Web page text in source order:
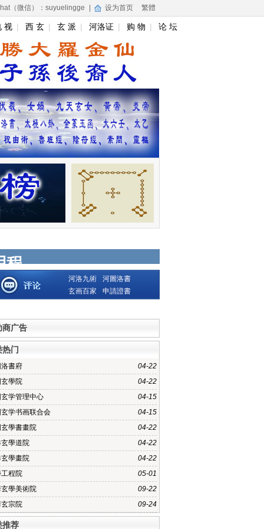
（微信）：suyuelingge 设为首页 繁體
视 | 西 玄 | 玄 派 | 河洛证 | 购 物 | 论 坛
河洛九術
河圖洛書
玄画百家
申請證書
商广告
热门
04-22
書府
04-22
學院
04-15
学管理中心
04-15
学书画联合会
04-22
學書畫院
04-22
學道院
04-22
學畫院
05-01
程院
09-22
學美術院
09-24
宗院
推荐